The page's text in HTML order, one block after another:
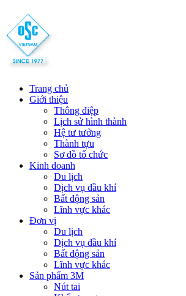
Trang chủ
Giới thiệu
Thông điệp
Lịch sử hình thành
Hệ tư tưởng
Thành tựu
Sơ đồ tổ chức
Kinh doanh
Du lịch
Dịch vụ dầu khí
Bất động sản
Lĩnh vực khác
Đơn vị
Du lịch
Dịch vụ dầu khí
Bất động sản
Lĩnh vực khác
Sản phẩm 3M
Nút tai